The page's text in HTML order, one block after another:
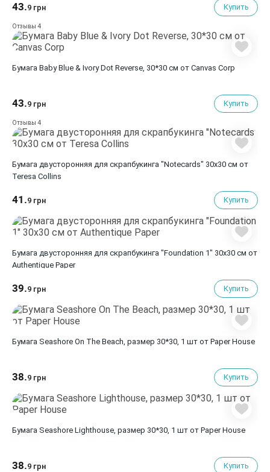
43.9 грн Купить
Отзывы 4
Бумага Baby Blue & Ivory Dot Reverse, 30*30 см от Canvas Corp
43.9 грн Купить
Отзывы 4
Бумага двусторонняя для скрапбукинга "Notecards" 30х30 см от
Teresa Collins
41.9 грн Купить
Бумага двусторонняя для скрапбукинга "Foundation 1" 30х30 см от
Authentique Paper
39.9 грн Купить
Бумага Seashore On The Beach, размер 30*30, 1 шт от Paper House
38.9 грн Купить
Бумага Seashore Lighthouse, размер 30*30, 1 шт от Paper House
38.9 грн Купить